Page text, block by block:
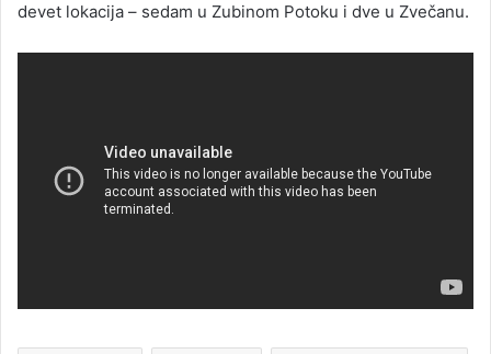
devet lokacija – sedam u Zubinom Potoku i dve u Zvečanu.